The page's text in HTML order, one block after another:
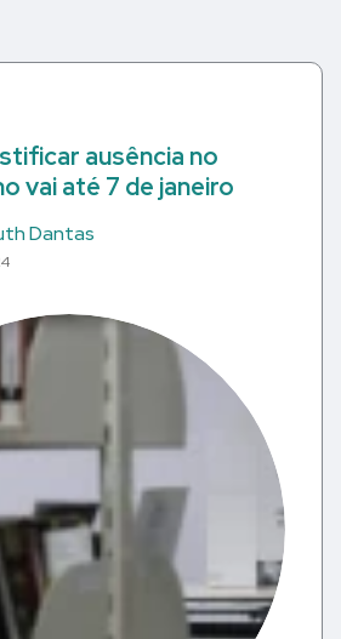
ausência no
vai até 7 de janeiro
Dantas